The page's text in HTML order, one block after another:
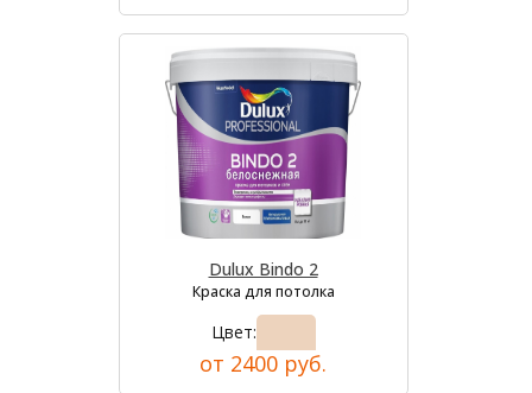
Dulux Bindo 2
Краска для потолка
Цвет:
от 2400 руб.